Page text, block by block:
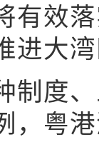
有效
进大
度、
，粤